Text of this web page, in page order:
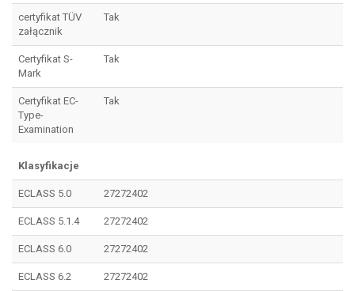
certyfikat TÜV
załącznik
Tak
Certyfikat S-
Mark
Tak
Certyfikat EC-
Type-
Examination
Tak
Klasyfikacje
ECLASS 5.0 27272402
ECLASS 5.1.4 27272402
ECLASS 6.0 27272402
ECLASS 6.2 27272402